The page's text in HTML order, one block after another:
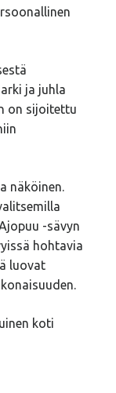
ja juhla
on sijoitettu
näköinen.
-sävyn
hohtavia
luovat
koti